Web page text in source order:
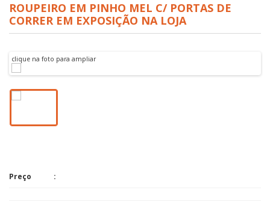
ROUPEIRO EM PINHO MEL C/ PORTAS DE
CORRER EM EXPOSIÇÃO NA LOJA
clique na foto para ampliar
Preço